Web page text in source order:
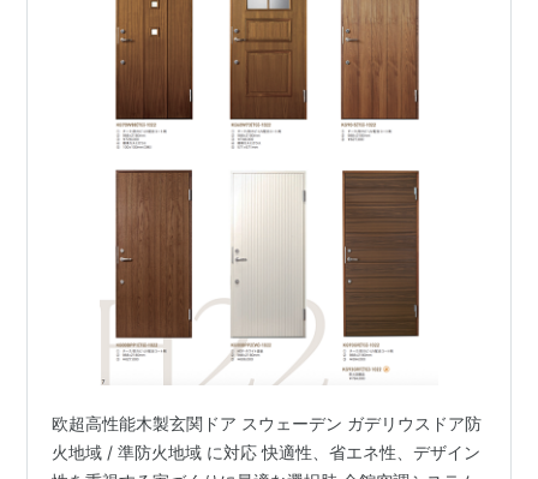
欧超高性能木製玄関ドア スウェーデン ガデリウスドア防
火地域 / 準防火地域 に対応 快適性、省エネ性、デザイン